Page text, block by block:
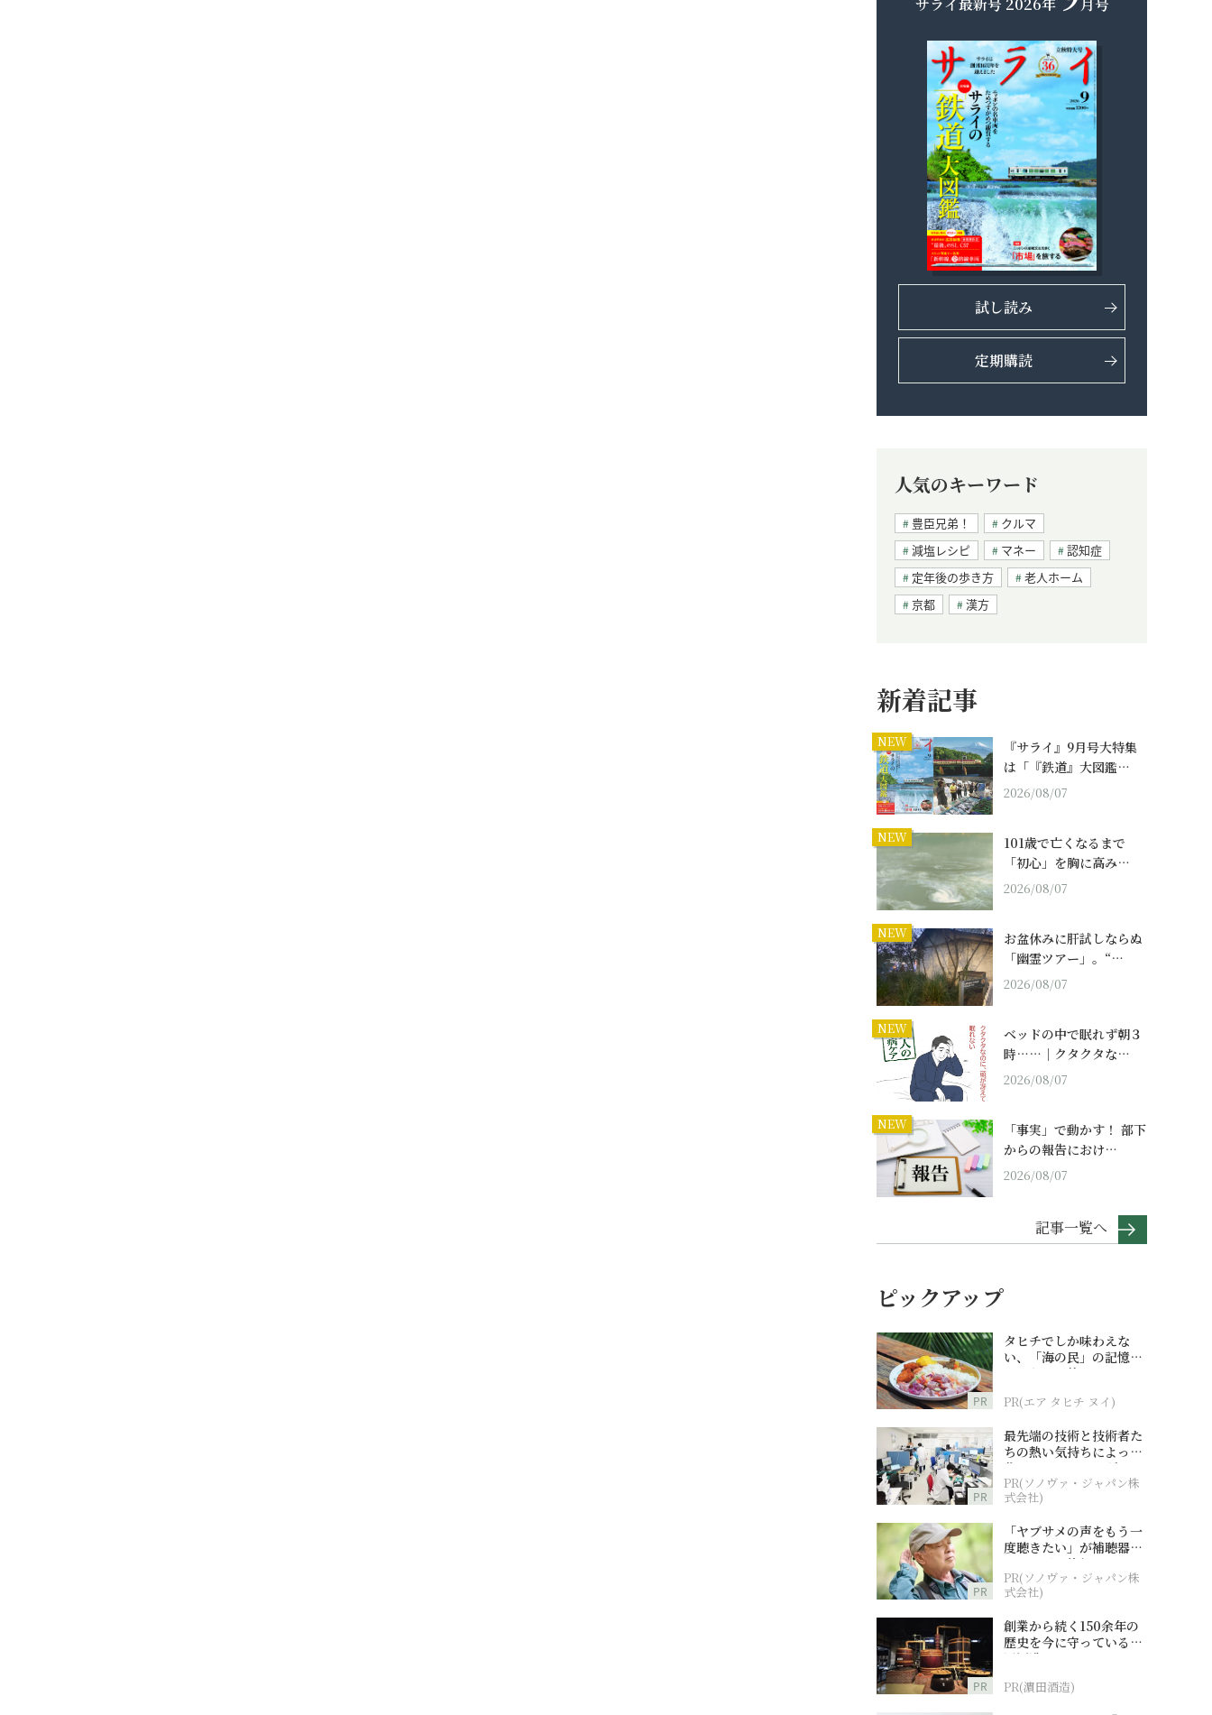
サライ最新号 2026年 月号
試し読み
定期購読
人気のキーワード
豊臣兄弟！
クルマ
減塩レシピ
マネー
認知症
定年後の歩き方
老人ホーム
京都
漢方
新着記事
NEW
『サライ』9月号大特集
は「『鉄道』大図鑑…
2026/08/07
NEW
101歳で亡くなるまで
「初心」を胸に高み…
2026/08/07
NEW
お盆休みに肝試しならぬ
「幽霊ツアー」。“…
2026/08/07
NEW
ベッドの中で眠れず朝３
時……｜クタクタな…
2026/08/07
NEW
「事実」で動かす！ 部下
からの報告におけ…
2026/08/07
記事一覧へ
ピックアップ
PR
タヒチでしか味わえな
い、「海の民」の記憶へ
とつながる旅
PR(エア タヒチ ヌイ)
PR
最先端の技術と技術者た
ちの熱い気持ちによって
作られているオーダーメ
イド補聴器
PR(ソノヴァ・ジャパン株
式会社)
PR
「ヤブサメの声をもう一
度聴きたい」が補聴器チ
ャレンジの後押しに
PR(ソノヴァ・ジャパン株
式会社)
PR
創業から続く150余年の
歴史を今に守っている濵
田酒造
PR(濵田酒造)